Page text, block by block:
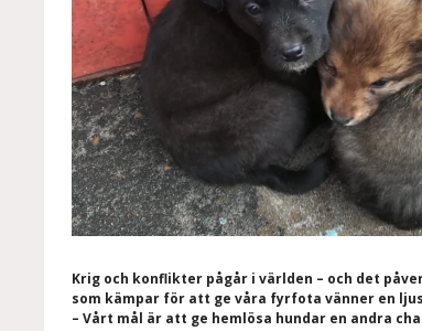
Krig och konflikter pågår i världen – och det
som kämpar för att ge våra fyrfota vänner en
– Vårt mål är att ge hemlösa hundar en andra